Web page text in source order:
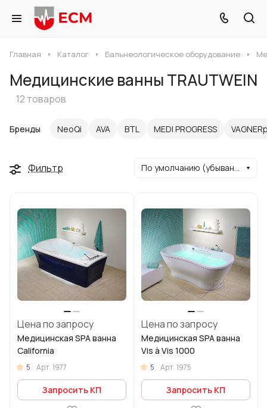
Главная Каталог Бальнеологическое оборудование
Медицинские ванны TRAUTWEIN
12 товаров
Бренды NeoQi AVA BTL MEDI PROGRESS
Фильтр По умолчанию (убывание)
Цена по запросу
Медицинская SPA ванна
California
5 Арт.1977
Запросить КП
Цена по запросу
Медицинская SPA ванна
Vis à Vis 1000
5 Арт.1975
Запросить КП